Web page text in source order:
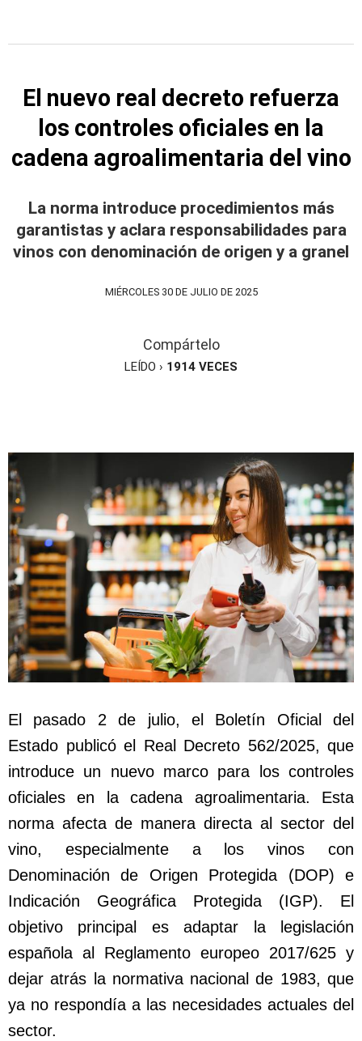
El nuevo real decreto refuerza
los controles oficiales en la
cadena agroalimentaria del vino
La norma introduce procedimientos más
garantistas y aclara responsabilidades para
vinos con denominación de origen y a granel
MIÉRCOLES 30 DE JULIO DE 2025
Compártelo
LEÍDO › 1914 VECES
El pasado 2 de julio, el Boletín Oficial del
Estado publicó el Real Decreto 562/2025, que
introduce un nuevo marco para los controles
oficiales en la cadena agroalimentaria. Esta
norma afecta de manera directa al sector del
vino, especialmente a los vinos con
Denominación de Origen Protegida (DOP) e
Indicación Geográfica Protegida (IGP). El
objetivo principal es adaptar la legislación
española al Reglamento europeo 2017/625 y
dejar atrás la normativa nacional de 1983, que
ya no respondía a las necesidades actuales del
sector.